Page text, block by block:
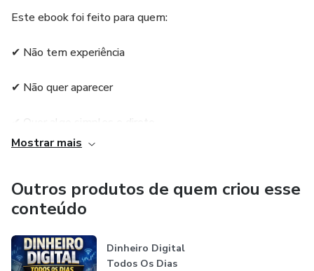
Este ebook foi feito para quem:
✔ Não tem experiência
✔ Não quer aparecer
✔ Quer algo simples e direto
Aprenda o passo a passo para começar no digital ainda
hoje.
Clique em comprar e comece agora.
Mostrar mais
Outros produtos de quem criou esse
conteúdo
Dinheiro Digital
Todos Os Dias